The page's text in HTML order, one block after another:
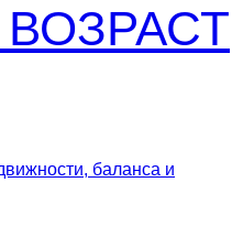
баланса и